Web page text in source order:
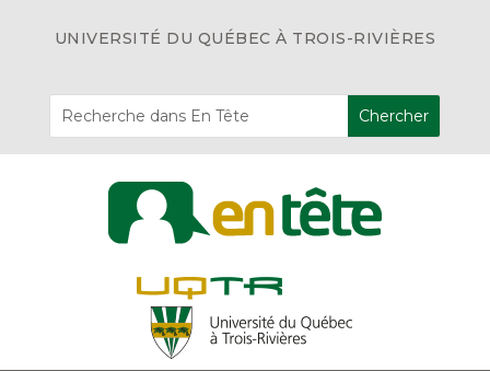
UNIVERSITÉ DU QUÉBEC À TROIS-RIVIÈRES